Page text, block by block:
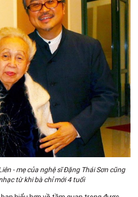
- mẹ của nghệ sĩ Đặng Thái Sơn cũng
từ khi bà chỉ mới 4 tuổi